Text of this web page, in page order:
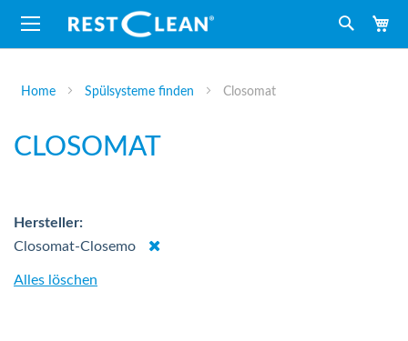
Suche
Home Spülsysteme finden Closomat
CLOSOMAT
Hersteller
Closomat-Closemo
Dies
Alles löschen